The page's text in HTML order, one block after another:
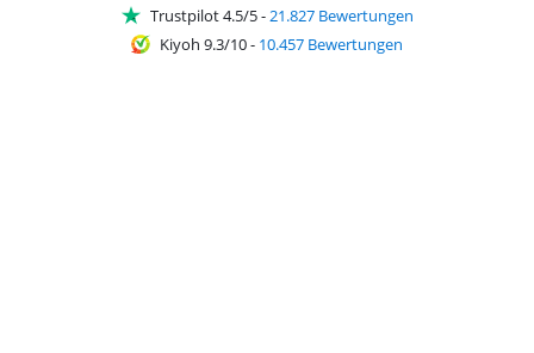
Trustpilot 4.5/5-21.827 Bewertungen
Kiyoh 9.3/10- 10.457 Bewertungen